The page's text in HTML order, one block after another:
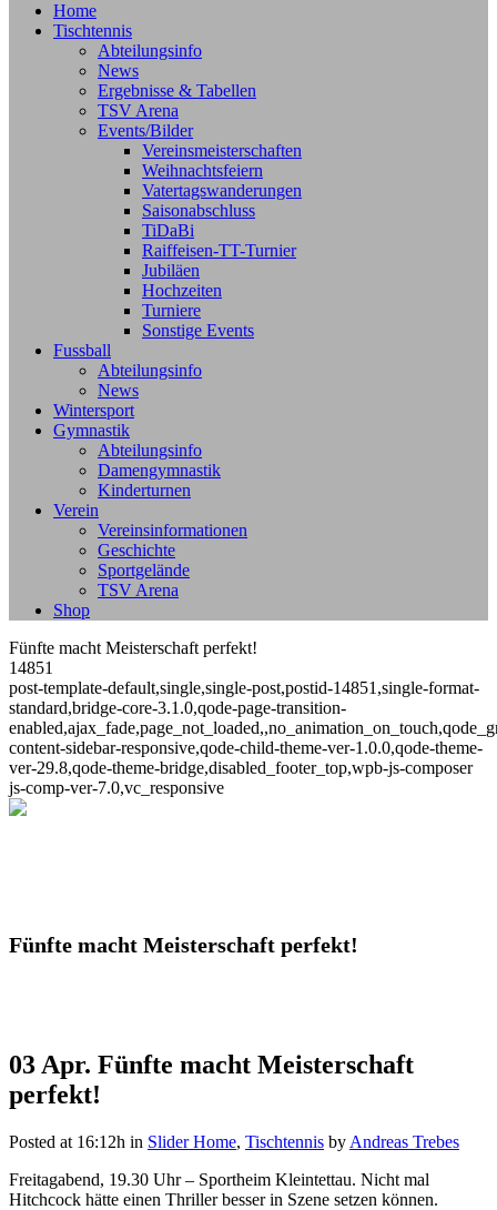
Home
Tischtennis
Abteilungsinfo
News
Ergebnisse & Tabellen
TSV Arena
Events/Bilder
Vereinsmeisterschaften
Weihnachtsfeiern
Vatertagswanderungen
Saisonabschluss
TiDaBi
Raiffeisen-TT-Turnier
Jubiläen
Hochzeiten
Turniere
Sonstige Events
Fussball
Abteilungsinfo
News
Wintersport
Gymnastik
Abteilungsinfo
Damengymnastik
Kinderturnen
Verein
Vereinsinformationen
Geschichte
Sportgelände
TSV Arena
Shop
Fünfte macht Meisterschaft perfekt!
14851
post-template-default,single,single-post,postid-14851,single-format-
standard,bridge-core-3.1.0,qode-page-transition-
content-sidebar-responsive,qode-child-theme-ver-1.0.0,qode-theme-
ver-29.8,qode-theme-bridge,disabled_footer_top,wpb-js-composer
js-comp-ver-7.0,vc_responsive
Fünfte macht Meisterschaft perfekt!
03 Apr. Fünfte macht Meisterschaft
perfekt!
Posted at 16:12h in Slider Home, Tischtennis by Andreas Trebes
Freitagabend, 19.30 Uhr – Sportheim Kleintettau. Nicht mal
Hitchcock hätte einen Thriller besser in Szene setzen können.